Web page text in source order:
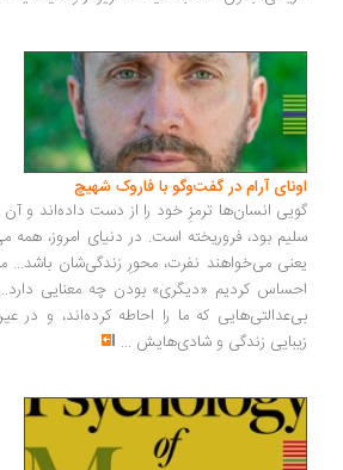
آرام در گفت‌وگو با فاروک شهیچ‭
انسان‌ها ترمزِ خود را از دست داده‌اند و آن کُدِ
بود، فروریخته است. در دنیای امروز، همه
می‌خواهند نفرت، محورِ زندگی‌شان باشد... ما
کردیم «دیگری» بودن چه معنایی دارد...
که ما را احاطه کرده‌اند، و در عین
زندگی و شادی‌هایش...